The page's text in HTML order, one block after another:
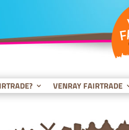
VENRAY FAIRTRADE